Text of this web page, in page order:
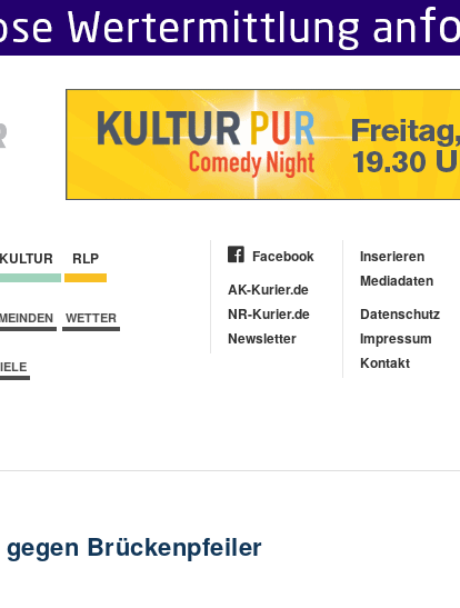
KULTUR RLP
WETTER
Facebook
AK-Kurier.de
NR-Kurier.de
Newsletter
Inserieren
Mediadaten
Datenschutz
Impressum
Kontakt
Brückenpfeiler